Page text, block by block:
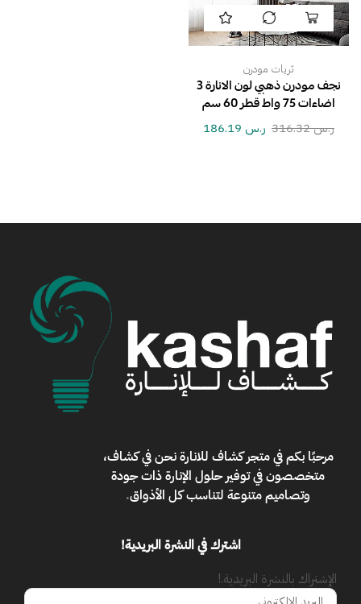
ثريات مودرن
نجف مودرن ذهبي لون الانارة 3
اضاءات 75 واط قطر 60 سم
ر.س316.32 ر.س
مرحبًا بكم فيمتجر كشاف للانارةنحن في كشاف،
متخصصون في توفير حلول الإنارة ذات جودة
وتصاميم متنوعة لتناسب كل الأذواق.
اشترك في النشرة البريدية!
الإشتراك بالنشرة البريدية.!